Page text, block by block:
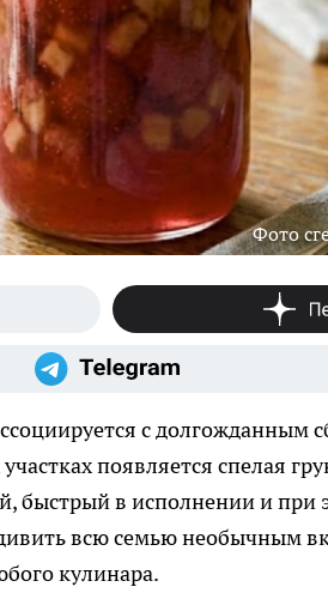
Фото
с долгожданным
появляется спелая
быстрый в исполнении и при
всю семью необычным
кулинара.